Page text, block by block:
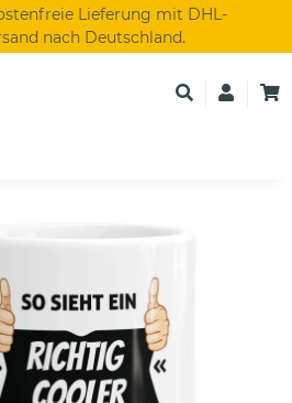
Lieferung mit DHL-
nach Deutschland.